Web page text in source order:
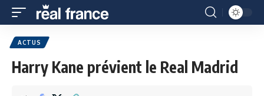
ACTUS
Harry Kane prévient le Real Madrid